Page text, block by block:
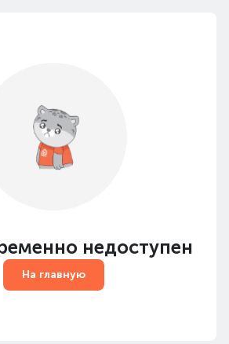
недоступен
На главную